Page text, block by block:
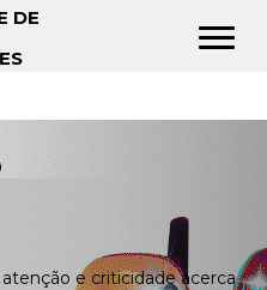
DE
atenção e criticidade acerca